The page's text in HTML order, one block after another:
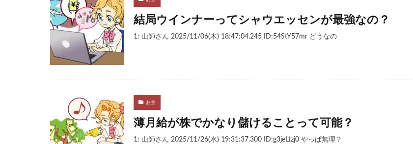
結局ウインナーってシャウエッセンが最強なの？
1: 山師さん 2025/11/06(木) 18:47:04.245 ID:54StY57mr どうなの
お金
薄月給が株でかなり儲けることって可能？
1: 山師さん 2025/11/26(水) 19:31:37.300 ID:g3jeLtzj0 やっぱ無理？